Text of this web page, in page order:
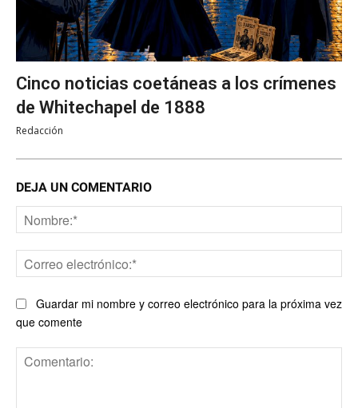
Cinco noticias coetáneas a los crímenes
de Whitechapel de 1888
Redacción
DEJA UN COMENTARIO
Guardar mi nombre y correo electrónico para la próxima vez
que comente